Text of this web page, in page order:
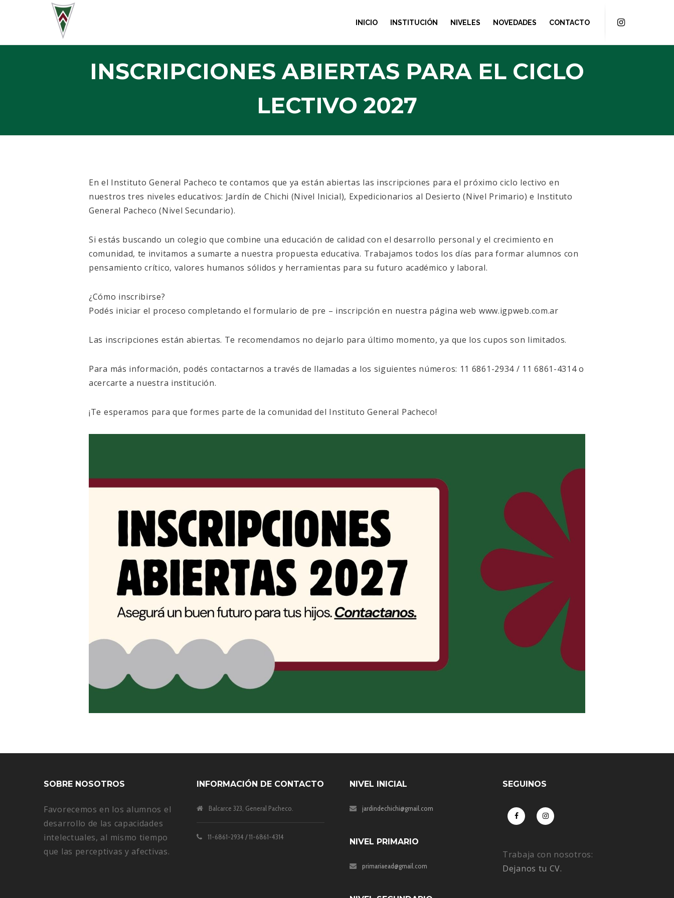
INICIO INSTITUCIÓN NIVELES NOVEDADES CONTACTO
INSCRIPCIONES ABIERTAS PARA EL CICLO
LECTIVO 2027
En el Instituto General Pacheco te contamos que ya están abiertas las inscripciones para el próximo ciclo lectivo en
nuestros tres niveles educativos: Jardín de Chichi (Nivel Inicial), Expedicionarios al Desierto (Nivel Primario) e Instituto
General Pacheco (Nivel Secundario).
Si estás buscando un colegio que combine una educación de calidad con el desarrollo personal y el crecimiento en
comunidad, te invitamos a sumarte a nuestra propuesta educativa. Trabajamos todos los días para formar alumnos con
pensamiento crítico, valores humanos sólidos y herramientas para su futuro académico y laboral.
¿Cómo inscribirse?
Podés iniciar el proceso completando el formulario de pre – inscripción en nuestra página web www.igpweb.com.ar
Las inscripciones están abiertas. Te recomendamos no dejarlo para último momento, ya que los cupos son limitados.
Para más información, podés contactarnos a través de llamadas a los siguientes números: 11 6861-2934 / 11 6861-4314 o
acercarte a nuestra institución.
¡Te esperamos para que formes parte de la comunidad del Instituto General Pacheco!
SOBRE NOSOTROS
Favorecemos en los alumnos el
desarrollo de las capacidades
intelectuales, al mismo tiempo
que las perceptivas y afectivas.
INFORMACIÓN DE CONTACTO
Balcarce 323, General Pacheco.
11-6861-2934 / 11-6861-4314
NIVEL INICIAL
jardindechichi@gmail.com
NIVEL PRIMARIO
primariaead@gmail.com
SEGUINOS
Trabaja con nosotros:
Dejanos tu CV.